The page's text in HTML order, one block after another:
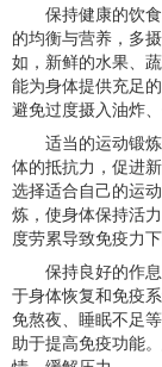
保持健康的饮食
的均衡与营养，多
如，新鲜的水果、
能为身体提供充足
避免过度摄入油炸
适当的运动锻炼
体的抵抗力，促进
选择适合自己的运
炼，使身体保持活
度劳累导致免疫力下
保持良好的作息
于身体恢复和免疫
免熬夜、睡眠不足
助于提高免疫功能